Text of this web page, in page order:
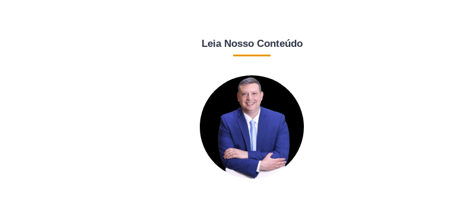
Leia Nosso Conteúdo